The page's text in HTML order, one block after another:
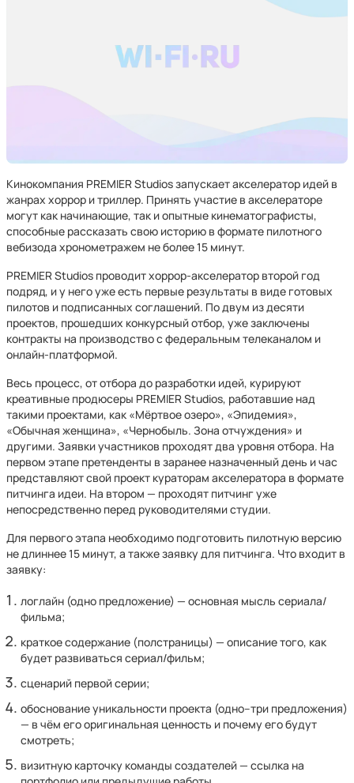
Кинокомпания PREMIER Studios запускает акселератор идей в
жанрах хоррор и триллер. Принять участие в акселераторе
могут как начинающие, так и опытные кинематографисты,
способные рассказать свою историю в формате пилотного
вебизода хронометражем не более 15 минут.
PREMIER Studios проводит хоррор-акселератор второй год
подряд, и у него уже есть первые результаты в виде готовых
пилотов и подписанных соглашений. По двум из десяти
проектов, прошедших конкурсный отбор, уже заключены
контракты на производство с федеральным телеканалом и
онлайн-платформой.
Весь процесс, от отбора до разработки идей, курируют
креативные продюсеры PREMIER Studios, работавшие над
такими проектами, как «Мёртвое озеро», «Эпидемия»,
«Обычная женщина», «Чернобыль. Зона отчуждения» и
другими. Заявки участников проходят два уровня отбора. На
первом этапе претенденты в заранее назначенный день и час
представляют свой проект кураторам акселератора в формате
питчинга идеи. На втором — проходят питчинг уже
непосредственно перед руководителями студии.
Для первого этапа необходимо подготовить пилотную версию
не длиннее 15 минут, а также заявку для питчинга. Что входит в
заявку:
логлайн (одно предложение) — основная мысль сериала/
фильма;
краткое содержание (полстраницы) — описание того, как
будет развиваться сериал/фильм;
сценарий первой серии;
обоснование уникальности проекта (одно–три предложения)
— в чём его оригинальная ценность и почему его будут
смотреть;
визитную карточку команды создателей — ссылка на